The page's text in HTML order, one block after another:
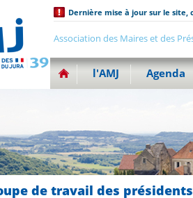
Dernière mise à jour sur le site,
Association des Maires et des
l'AMJ Agenda
de travail des